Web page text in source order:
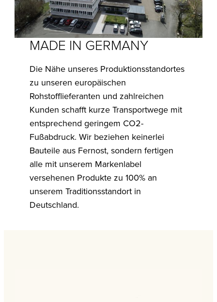
MADE IN GERMANY
Die Nähe unseres Produktionsstandortes
zu unseren europäischen
Rohstofflieferanten und zahlreichen
Kunden schafft kurze Transportwege mit
entsprechend geringem CO2-
Fußabdruck. Wir beziehen keinerlei
Bauteile aus Fernost, sondern fertigen
alle mit unserem Markenlabel
versehenen Produkte zu 100% an
unserem Traditionsstandort in
Deutschland.